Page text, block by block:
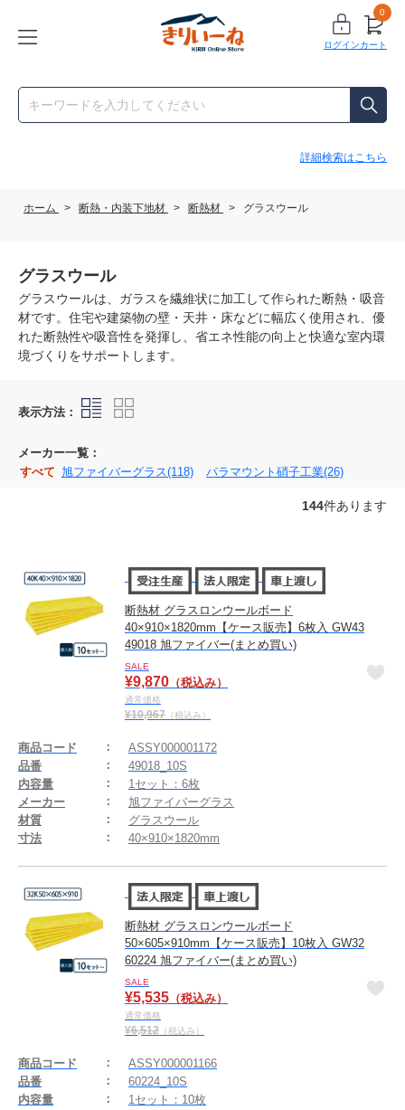
ログイン
0
カート
詳細検索はこちら
ホーム > 断熱・内装下地材 > 断熱材 > グラスウール
グラスウール
グラスウールは、ガラスを繊維状に加工して作られた断熱・吸音
材です。住宅や建築物の壁・天井・床などに幅広く使用され、優
れた断熱性や吸音性を発揮し、省エネ性能の向上と快適な室内環
境づくりをサポートします。
表示方法：
メーカー一覧：
すべて 旭ファイバーグラス(118) パラマウント硝子工業(26)
144件あります
断熱材 グラスロンウールボード
40×910×1820mm【ケース販売】6枚入 GW43
49018 旭ファイバー(まとめ買い)
SALE
¥9,870 （税込み）
通常価格
¥10,967 （税込み）
商品コード
ASSY000001172
品番
49018_10S
内容量
1セット：6枚
メーカー
旭ファイバーグラス
材質
グラスウール
寸法
40×910×1820mm
断熱材 グラスロンウールボード
50×605×910mm【ケース販売】10枚入 GW32
60224 旭ファイバー(まとめ買い)
SALE
¥5,535 （税込み）
通常価格
¥6,512 （税込み）
商品コード
ASSY000001166
品番
60224_10S
内容量
1セット：10枚